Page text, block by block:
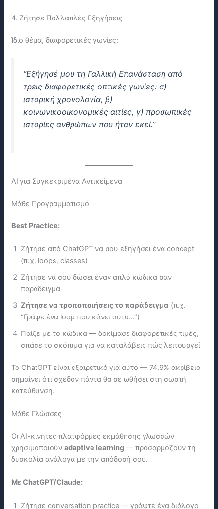
4. Ζήτησε Πολλαπλές Εξηγήσεις
Ίδιο θέμα, διαφορετικές γωνίες:
“Εξήγησέ μου τη Γαλλική Επανάσταση από
τρεις διαφορετικές οπτικές γωνίες: α)
ιστορική χρονολογία, β)
κοινωνικοοικονομικές αιτίες, γ) προσωπικές
ιστορίες ανθρώπων που ήταν εκεί.”
ΑΙ για Συγκεκριμένα Αντικείμενα
Μάθε Προγραμματισμό
Best Practice:
Ζήτησε από ChatGPT να σου εξηγήσει ένα concept
(π.χ. loops, classes)
Ζήτησε να σου δώσει έναν απλό κώδικα σαν
παράδειγμα
Ζήτησε να τροποποιήσεις το παράδειγμα (π.χ.
“Γράψε ένα loop που κάνει αυτό…”)
Παίξε με το κώδικα — δοκίμασε διαφορετικές τιμές,
σπάσε το σκόπιμα για να καταλάβεις πώς λειτουργεί
Το ChatGPT είναι εξαιρετικό για αυτό — 74.9% ακρίβεια
σημαίνει ότι σχεδόν πάντα θα σε ωθήσει στη σωστή
κατεύθυνση.
Μάθε Γλώσσες
Οι ΑΙ-κίνητες πλατφόρμες εκμάθησης γλωσσών
χρησιμοποιούνadaptive learning — προσαρμόζουν τη
δυσκολία ανάλογα με την απόδοσή σου.
Με ChatGPT/Claude:
Ζήτησε conversation practice — γράψτε ένα διάλογο